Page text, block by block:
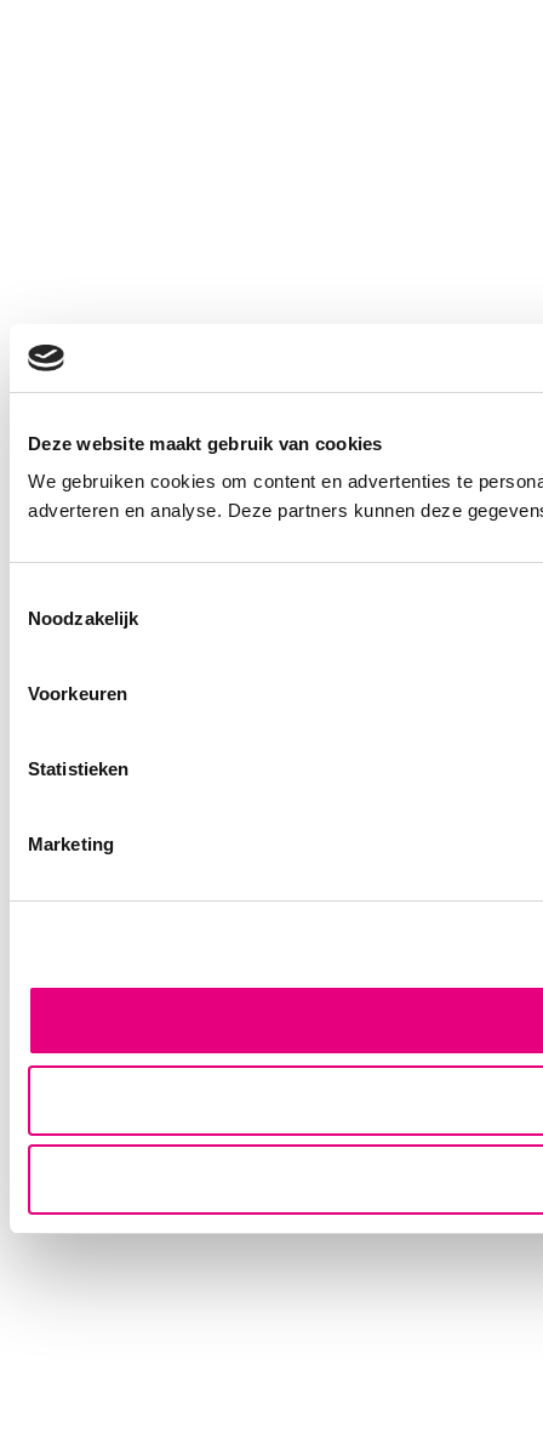
Deze website maakt gebruik van cookies
We gebruiken cookies om content en advertenties te
adverteren en analyse. Deze partners kunnen deze
Noodzakelijk
Voorkeuren
Statistieken
Marketing